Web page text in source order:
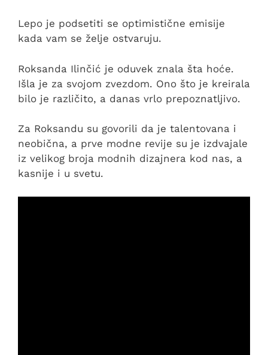
Lepo je podsetiti se optimistične emisije
kada vam se želje ostvaruju.
Roksanda Ilinčić je oduvek znala šta hoće.
Išla je za svojom zvezdom. Ono što je kreirala
bilo je različito, a danas vrlo prepoznatljivo.
Za Roksandu su govorili da je talentovana i
neobična, a prve modne revije su je izdvajale
iz velikog broja modnih dizajnera kod nas, a
kasnije i u svetu.